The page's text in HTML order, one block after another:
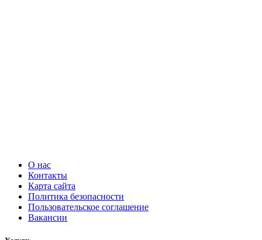
О нас
Контакты
Карта сайта
Политика безопасности
Пользовательское соглашение
Вакансии